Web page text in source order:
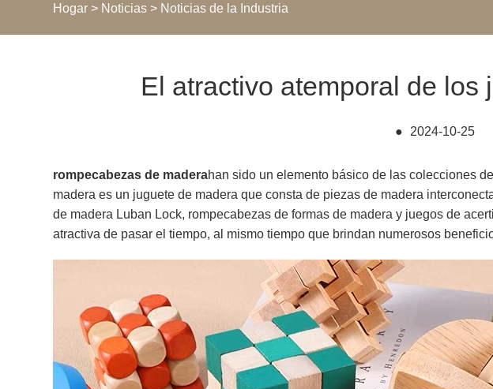
Hogar > Noticias > Noticias de la Industria
El atractivo atemporal de
● 2024-10-25
rompecabezas de maderahan sido un elemento básico de las colecciones
madera es un juguete de madera que consta de piezas de madera
de madera Luban Lock, rompecabezas de formas de madera y juegos de
atractiva de pasar el tiempo, al mismo tiempo que brindan numerosos